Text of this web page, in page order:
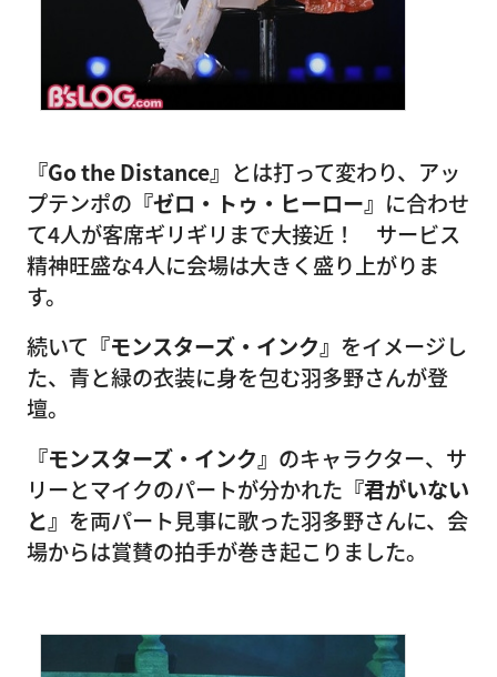
『Go the Distance』 とは打って変わり、アッ
プテンポの 『ゼロ・トゥ・ヒーロー』 に合わせ
て4人が客席ギリギリまで大接近！ サービス
精神旺盛な4人に会場は大きく盛り上がりま
す。
続いて 『モンスターズ・インク』 をイメージし
た、青と緑の衣装に身を包む羽多野さんが登
壇。
『モンスターズ・インク』 のキャラクター、サ
リーとマイクのパートが分かれた 『君がいない
と』 を両パート見事に歌った羽多野さんに、会
場からは賞賛の拍手が巻き起こりました。